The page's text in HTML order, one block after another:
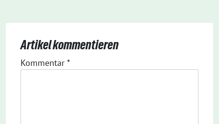
Artikel kommentieren
Kommentar *